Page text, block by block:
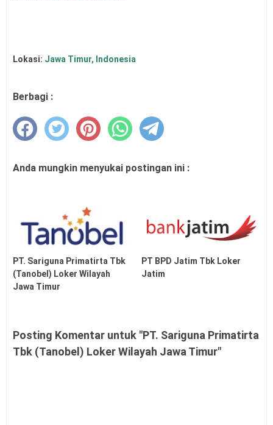
Lokasi: Jawa Timur, Indonesia
Berbagi :
Anda mungkin menyukai postingan ini :
PT. Sariguna Primatirta Tbk
(Tanobel) Loker Wilayah
Jawa Timur
PT BPD Jatim Tbk Loker
Jatim
Posting Komentar untuk "PT. Sariguna Primatirta
Tbk (Tanobel) Loker Wilayah Jawa Timur"